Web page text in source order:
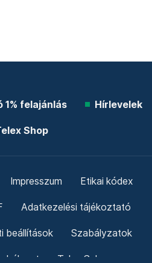
1% felajánlás Hírlevelek
Shop
Impresszum Etikai kódex
Adatkezelési tájékoztató
beállítások Szabályzatok
Telex Sales